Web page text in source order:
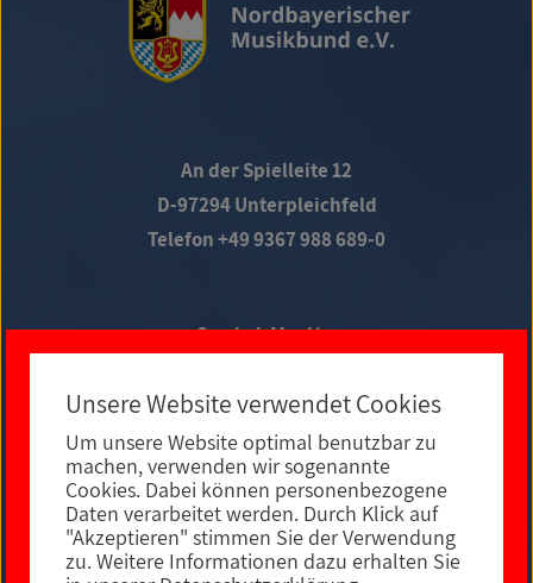
An der Spielleite 12
D-97294 Unterpleichfeld
Telefon +49 9367 988 689-0
Social Media
E-MAIL KONTAKT
Unsere Website verwendet Cookies
Um unsere Website optimal benutzbar zu
machen, verwenden wir sogenannte
Cookies. Dabei können personenbezogene
Daten verarbeitet werden. Durch Klick auf
"Akzeptieren" stimmen Sie der Verwendung
zu. Weitere Informationen dazu erhalten Sie